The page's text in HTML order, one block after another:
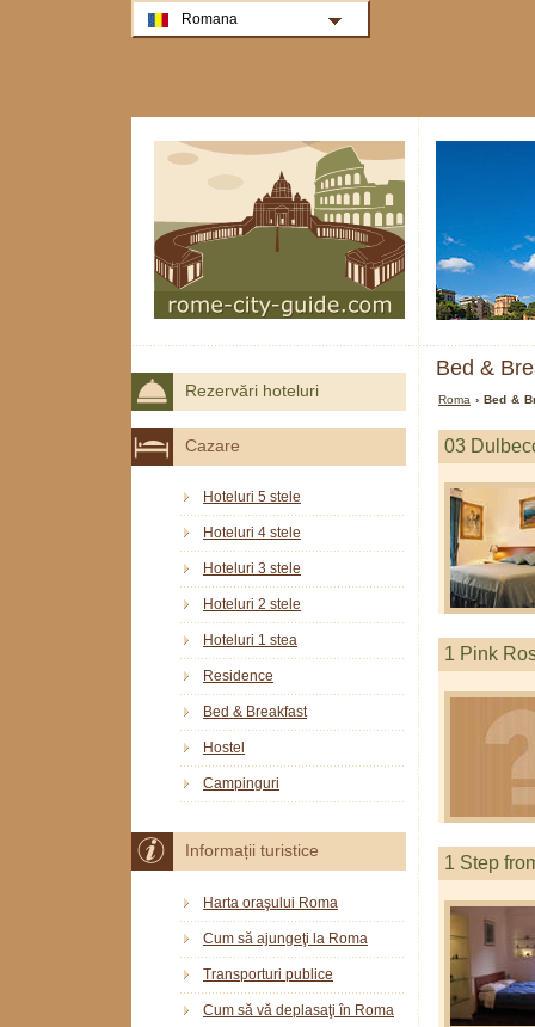
Bed &
Roma › Bed &
03
1 Pink
1 Step
Rezervări hoteluri
Cazare
Hoteluri 5 stele
Hoteluri 4 stele
Hoteluri 3 stele
Hoteluri 2 stele
Hoteluri 1 stea
Residence
Bed & Breakfast
Hostel
Campinguri
Informații turistice
Harta oraşului Roma
Cum să ajungeţi la Roma
Transporturi publice
Cum să vă deplasaţi în Roma
Romana